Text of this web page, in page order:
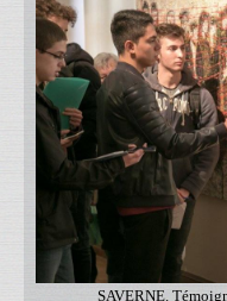
SAVERNE.